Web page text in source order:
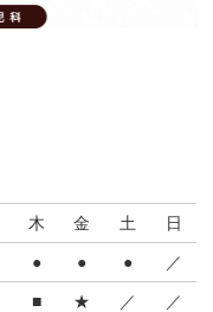
木 金 土 日
● ● ● ／
■ ★ ／ ／